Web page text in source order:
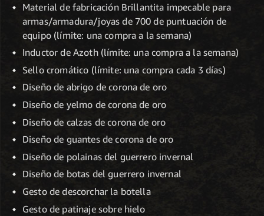
Material de fabricación Brillantita impecable para
armas/armadura/joyas de 700 de puntuación de
equipo (límite: una compra a la semana)
Inductor de Azoth (límite: una compra a la semana)
Sello cromático (límite: una compra cada 3 días)
Diseño de abrigo de corona de oro
Diseño de yelmo de corona de oro
Diseño de calzas de corona de oro
Diseño de guantes de corona de oro
Diseño de polainas del guerrero invernal
Diseño de botas del guerrero invernal
Gesto de descorchar la botella
Gesto de patinaje sobre hielo